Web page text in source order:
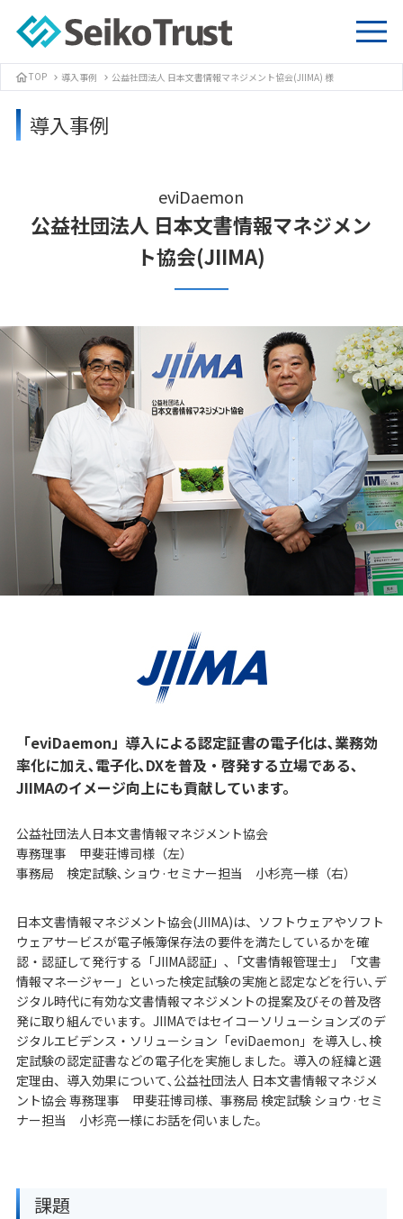
homeTOP chevron_right 導入事例 chevron_right 公益社団法人 日本文書情報マネジメント協会(JIIMA) 様
導入事例
eviDaemon
公益社団法人 日本文書情報マネジメン
ト協会(JIIMA)
「eviDaemon」導入による認定証書の電子化は､業務効
率化に加え､電子化､DXを普及・啓発する立場である､
JIIMAのイメージ向上にも貢献しています。
公益社団法人日本文書情報マネジメント協会
専務理事 甲斐荘博司様（左）
事務局 検定試験､ショウ·セミナー担当 小杉亮一様（右）
日本文書情報マネジメント協会(JIIMA)は、ソフトウェアやソフト
ウェアサービスが電子帳簿保存法の要件を満たしているかを確
認・認証して発行する「JIIMA認証」､「文書情報管理士」「文書
情報マネージャー」といった検定試験の実施と認定などを行い､デ
ジタル時代に有効な文書情報マネジメントの提案及びその普及啓
発に取り組んでいます。JIIMAではセイコーソリューションズのデ
ジタルエビデンス・ソリューション「eviDaemon」を導入し､検
定試験の認定証書などの電子化を実施しました。導入の経緯と選
定理由、導入効果について､公益社団法人 日本文書情報マネジメ
ント協会 専務理事 甲斐荘博司様、事務局 検定試験 ショウ·セミ
ナー担当 小杉亮一様にお話を伺いました｡
課題